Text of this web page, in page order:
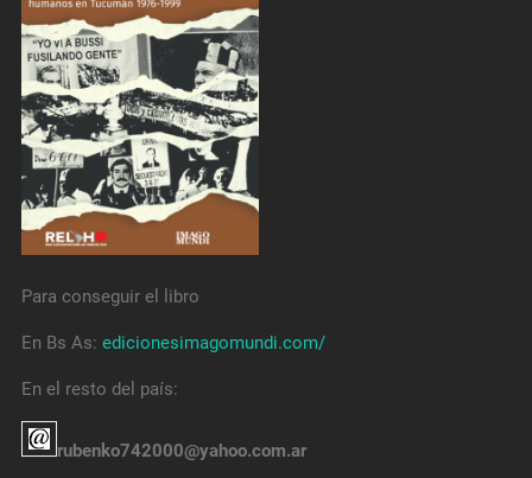
Para conseguir el libro
En Bs As: edicionesimagomundi.com/
En el resto del país:
rubenko742000@yahoo.com.ar